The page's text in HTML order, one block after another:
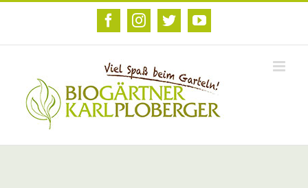
Zum
FacebookInstagram
TwitterYouTube